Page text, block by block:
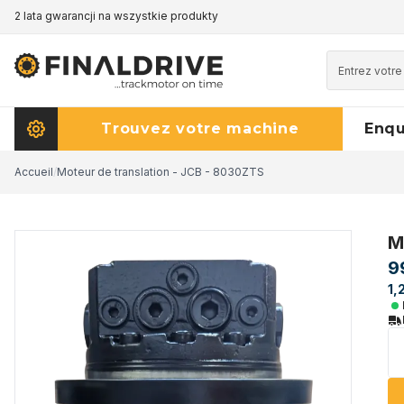
2 lata gwarancji na wszystkie produkty
Trouvez votre machine
Accueil/Moteur de translation - JCB - 8030ZTS